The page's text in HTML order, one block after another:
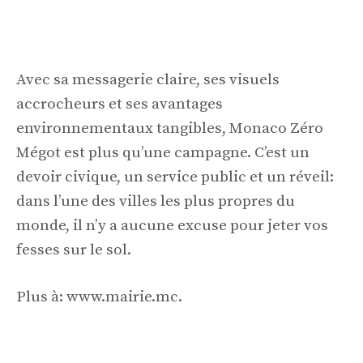
Avec sa messagerie claire, ses visuels
accrocheurs et ses avantages
environnementaux tangibles, Monaco Zéro
Mégot est plus qu’une campagne. C’est un
devoir civique, un service public et un réveil:
dans l’une des villes les plus propres du
monde, il n’y a aucune excuse pour jeter vos
fesses sur le sol.
Plus à: www.mairie.mc.